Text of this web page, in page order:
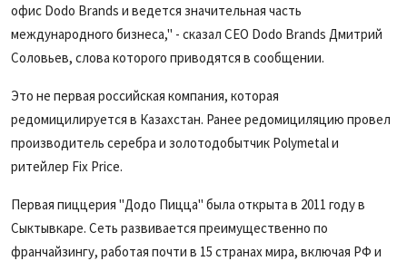
офис Dodo Brands и ведется значит‌‌‌‌​​‌​‌‌​‍‌‌‌‌​​‌‌​​‌‍‌‌‌‌​​‌‌‌‌​‍‌‌‌‌​​​​‌‌‌‍‌‌‌‌‌​​​‌​‌‍‌‌‌‌‌​​​‌​‌‍‌‌‌‌​​‌​‌‌​‍‌‌‌‌​​‌‌​​‌‍‌‌‌‌​​‌‌‌‌​‍‌‌‌‌​​​​‌‌‌‍‌‌‌‌‌​‌​​‌​‍‌‌‌‌​​‌​​‌​‍‌‌‌‌​​‌‌‌‌​‍‌‌‌‌​​​‌‌​‌‍‌‌‌‌​​​‌​‌‌‍‌‌‌‌​​​​‌‌​‍‌‌‌‌​​​‌‌​​‍‌‌‌‌​​‌​‌‌‌‍‌‌‌‌​​‌​‌​​‍‌‌‌‌​​‌​‌‌​‍‌‌‌‌​​‌​​​‌ельная часть
международного бизнеса," - сказал CEO Dodo Brands Дмитрий
Соловьев, слова которого приводятся в сообщении.
Это не первая российская компания, которая
редомицилируется в Казахстан. Ранее редомициляцию провел
производитель серебра и золотодобытчик Polymetal и
ритейлер Fix Price.
Первая пиццерия "Додо Пицца" была открыта в 2011 году в
Сыктывкаре. Сеть развивается преимущественно по
франчайзингу, работая почти в 15 странах мира, включая РФ и